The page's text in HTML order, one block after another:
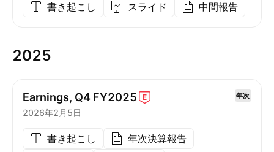
書き起こし スライド 中間報告
2025
Earnings, Q4 FY2025 年次
2026年2月5日
書き起こし
年次決算報告